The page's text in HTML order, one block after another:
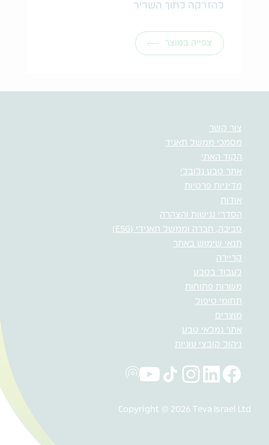
להזרקה לתוך השריר
צפייה במוצר
צור קשר
מסמכי ממשל תאגיד
הקוד האתי
אתר טבע גלובלי
מדיניות פרטיות
אודות
הסדרי נגישות והצהרה
סביבה, חברה וממשל תאגידי (ESG)
תנאי שימוש באתר
קריירה
לעבוד בטבע
משרות פתוחות
תחומי טיפול
מוצרים
אתר גמלאי טבע
ניהול קובצי עוגיות
Copyright © 2026 Teva Israel Ltd